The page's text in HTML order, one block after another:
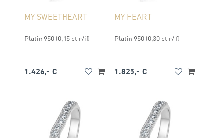
MY SWEETHEART
Platin 950 (0,15 ct r/if)
1.426,- €
MY HEART
Platin 950 (0,30 ct r/if)
1.825,- €